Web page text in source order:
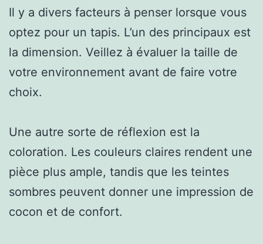
Il y a divers facteurs à penser lorsque vous
optez pour un tapis. L’un des principaux est
la dimension. Veillez à évaluer la taille de
votre environnement avant de faire votre
choix.
Une autre sorte de réflexion est la
coloration. Les couleurs claires rendent une
pièce plus ample, tandis que les teintes
sombres peuvent donner une impression de
cocon et de confort.